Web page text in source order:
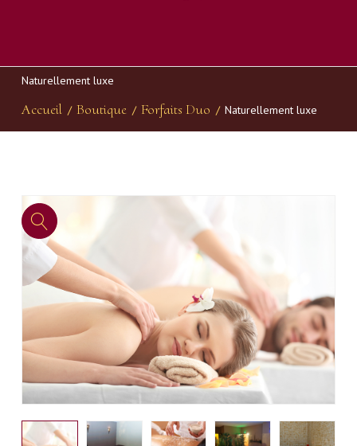
Naturellement luxe
Accueil / Boutique / Forfaits Duo / Naturellement luxe